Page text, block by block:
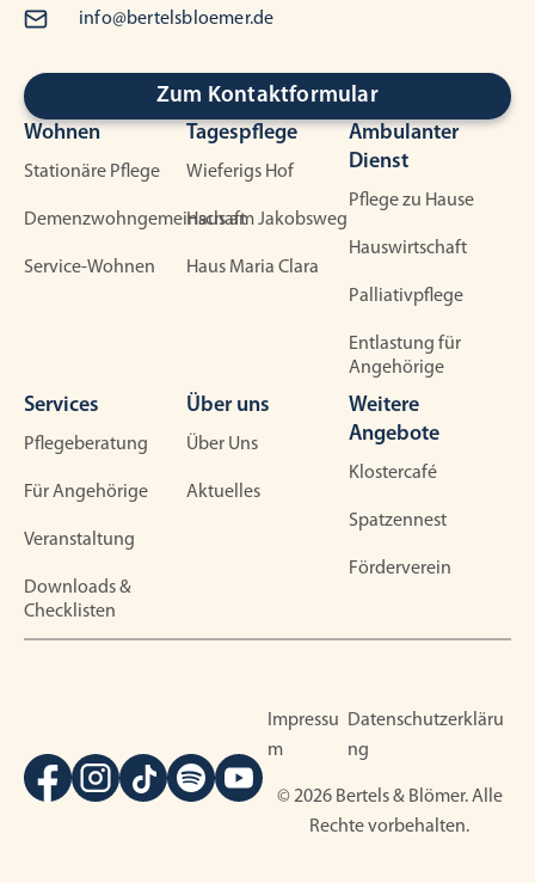
info@bertelsbloemer.de
Zum Kontaktformular
Wohnen
Stationäre Pflege
Demenzwohngemeinschaft
Service-Wohnen
Tagespflege
Wieferigs Hof
Haus am Jakobsweg
Haus Maria Clara
Ambulanter
Dienst
Pflege zu Hause
Hauswirtschaft
Palliativpflege
Entlastung für
Angehörige
Services
Pflegeberatung
Für Angehörige
Veranstaltung
Downloads &
Checklisten
Über uns
Über Uns
Aktuelles
Weitere
Angebote
Klostercafé
Spatzennest
Förderverein
Impressu
m
Datenschutzerkläru
ng
© 2026 Bertels & Blömer. Alle
Rechte vorbehalten.